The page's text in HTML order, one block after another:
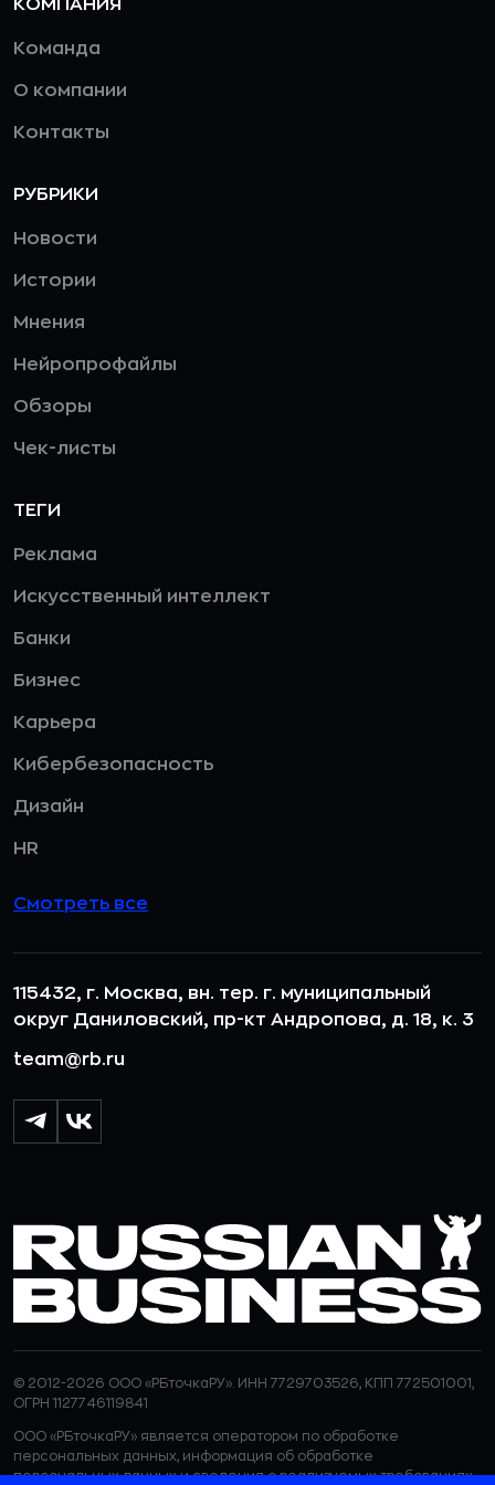
КОМПАНИЯ
Команда
О компании
Контакты
РУБРИКИ
Новости
Истории
Мнения
Нейропрофайлы
Обзоры
Чек-листы
ТЕГИ
Реклама
Искусственный интеллект
Банки
Бизнес
Карьера
Кибербезопасность
Дизайн
HR
Смотреть все
115432, г. Москва, вн. тер. г. муниципальный
округ Даниловский, пр-кт Андропова, д. 18, к. 3
team@rb.ru
© 2012-2026 ООО «РБточкаРУ». ИНН 7729703526, КПП 772501001,
ОГРН 1127746119841
ООО «РБточкаРУ» является оператором по обработке
персональных данных, информация об обработке
персональных данных и сведения о реализуемых требованиях